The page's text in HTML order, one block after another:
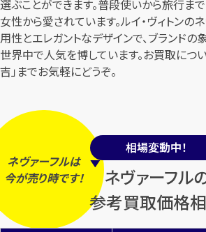
選ぶことができます。普段使いから旅行ま
女性から愛されています。ルイ・ヴィトンの
用性とエレガントなデザインで、ブランドの
世界中で人気を博しています。お買取につ
吉」までお気軽にどうぞ。
相場変動中！
ネヴァーフル
参考買取価格
ネヴァーフルは
今が売り時です！